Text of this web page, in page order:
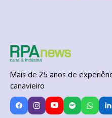
Mais de 25 anos de
canavieiro